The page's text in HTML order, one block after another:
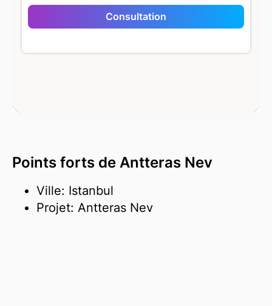
Consultation
Antteras Nev
Points forts de Antteras Nev
Ville: Istanbul
Projet: Antteras Nev